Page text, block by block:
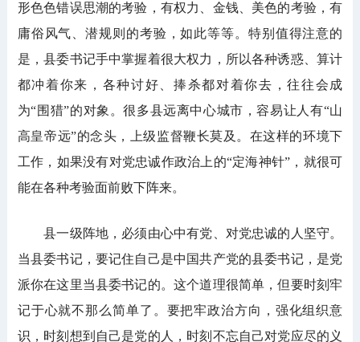
形色色错误思潮的考验，有权力、金钱、美色的考验，有
庸俗风气、潜规则的考验，如此等等。特别值得注意的
是，县委书记手中掌握着很大权力，所以各种诱惑、算计
都冲着你来，各种讨好、捧杀都对着你去，往往会成
为“围猎”的对象。很多县远离中心城市，容易让人有“山
高皇帝远”的念头，上级监督鞭长莫及。在这样的环境下
工作，如果没有对党忠诚作政治上的“定海神针”，就很可
能在各种考验面前败下阵来。
县一级阵地，必须由心中有党、对党忠诚的人坚守。
当县委书记，要记住自己是中国共产党的县委书记，是党
派你在这里当县委书记的。这个道理很简单，但要时刻牢
记于心就不那么简单了。要把牢政治方向，强化组织意
识，时刻想到自己是党的人，时刻不忘自己对党应尽的义